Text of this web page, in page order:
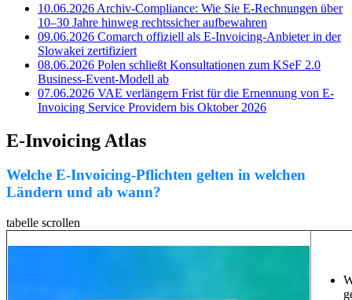
10.06.2026 Archiv-Compliance: Wie Sie E-Rechnungen über
10–30 Jahre hinweg rechtssicher aufbewahren
09.06.2026 Comarch offiziell als E-Invoicing-Anbieter in der
Slowakei zertifiziert
08.06.2026 Polen schließt Konsultationen zum KSeF 2.0
Business-Event-Modell ab
07.06.2026 VAE verlängern Frist für die Ernennung von E-
Invoicing Service Providern bis Oktober 2026
E-Invoicing Atlas
Welche E-Invoicing-Pflichten gelten in welchen
Ländern und ab wann?
tabelle scrollen